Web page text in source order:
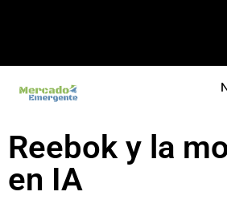
Reebok y la
en IA